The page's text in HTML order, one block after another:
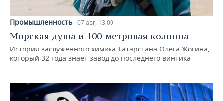
Промышленность 07 авг, 13:00
Морская душа и 100-метровая колонна
История заслуженного химика Татарстана Олега Жогина,
который 32 года знает завод до последнего винтика